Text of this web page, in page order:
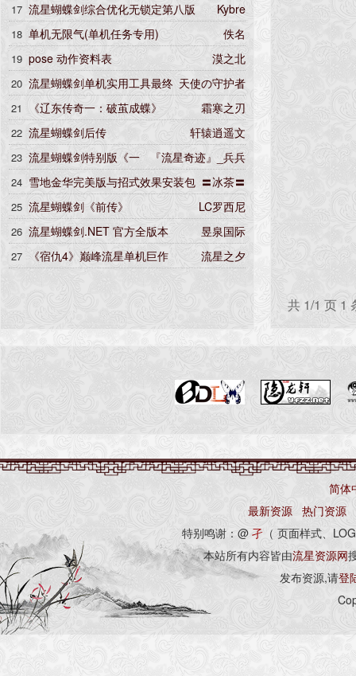
共 1/1 页 1
17 Kybre
流星蝴蝶剑综合优化无锁定第八版
18 佚名
单机无限气(单机任务专用)
19 漠之北
pose 动作资料表
20 天使の守护者
流星蝴蝶剑单机实用工具最终
版
21 霜寒之刃
《辽东传奇一：破茧成蝶》
22 轩辕逍遥文
流星蝴蝶剑后传
23 『流星奇迹』_兵兵
流星蝴蝶剑特别版《一
念江湖》全套珍藏集
24 〓冰茶〓
雪地金华完美版与招式效果安装包
25 LC罗西尼
流星蝴蝶剑《前传》
26 昱泉国际
流星蝴蝶剑.NET 官方全版本
27 流星之夕
《宿仇4》巅峰流星单机巨作
简体
最新资源 热门资源
特别鸣谢：@ 孑 （ 页面样式、
本站所有内容皆由流星资源网
发布资源,请登